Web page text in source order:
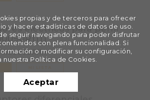
eléctricos para perfil
propias y de terceros para ofrecer
y hacer estadísticas de datos de uso.
seguir navegando para poder disfrutar
con plena funcionalidad. Si
o modificar su configuración,
nuestra Política de Cookies.
Aceptar